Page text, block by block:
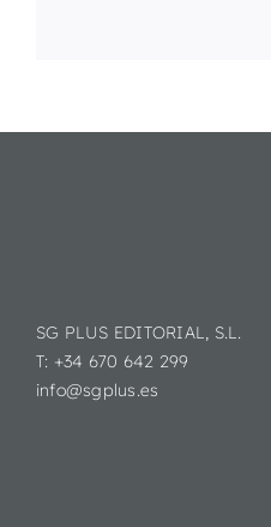
SG PLUS EDITORIAL, S.L.
T: +34 670 642 299
info@sgplus.es